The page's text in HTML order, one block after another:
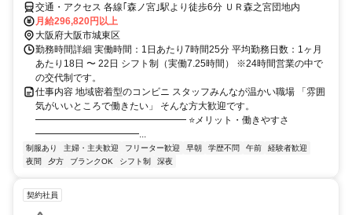
交通・アクセス 各線｢森ノ宮｣駅より徒歩6分 ＵＲ森之宮団地内
月給296,820円以上
大阪府大阪市城東区
勤務時間詳細 実働時間：1日あたり7時間25分 平均勤務日数：1ヶ月
あたり18日 〜 22日 シフト制（実働7.25時間） ※24時間営業の中で
の交代制です。
仕事内容 地域密着型のコンビニ スタッフみんなが温かい職場 「雰囲
気がいいところで働きたい」 そんな方大歓迎です。
━━━━━━━━━━━━━━━━ ⭐メリット・働きやすさ
━━━━━━━━━━━...
制服あり 主婦・主夫歓迎 フリーター歓迎 早朝 学歴不問 午前
経験者歓迎
夜間
夕方 ブランクOK シフト制 深夜
契約社員